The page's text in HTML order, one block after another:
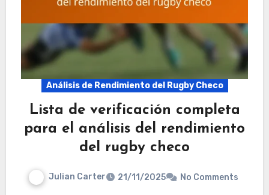
Análisis de Rendimiento del Rugby Checo
Lista de verificación completa
para el análisis del rendimiento
del rugby checo
Julian Carter 21/11/2025 No Comments